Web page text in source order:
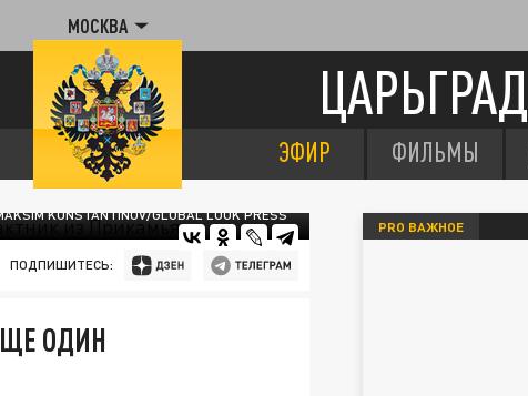
МОСКВА
ЦАРЬГРАД
ЭФИР ФИЛЬМЫ
KONSTANTINOV/GLOBAL LOOK PRESS
ПОДПИШИТЕСЬ:
ОДИН
PRO ВАЖНОЕ